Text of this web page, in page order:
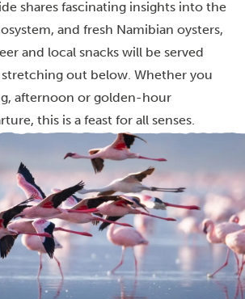
shares fascinating insights into the
and fresh Namibian oysters,
and local snacks will be served
out below. Whether you
afternoon or golden-hour
this is a feast for all senses.